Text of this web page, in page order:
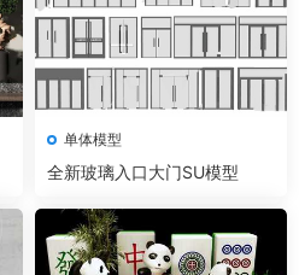
单体模型
全新玻璃入口大门SU模型